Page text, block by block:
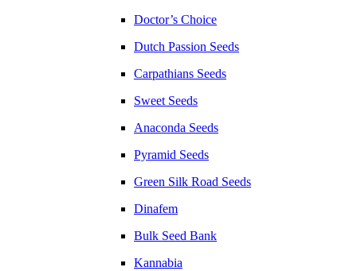
Doctor’s Choice
Dutch Passion Seeds
Carpathians Seeds
Sweet Seeds
Anaconda Seeds
Pyramid Seeds
Green Silk Road Seeds
Dinafem
Bulk Seed Bank
Kannabia